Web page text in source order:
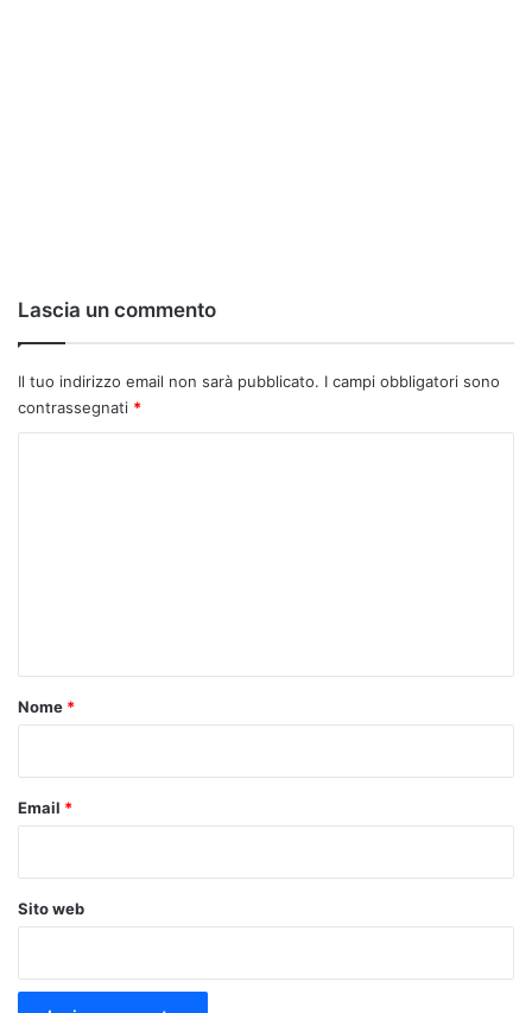
Lascia un commento
Il tuo indirizzo email non sarà pubblicato. I campi obbligatori sono
contrassegnati *
o
Nome *
Email *
Sito web